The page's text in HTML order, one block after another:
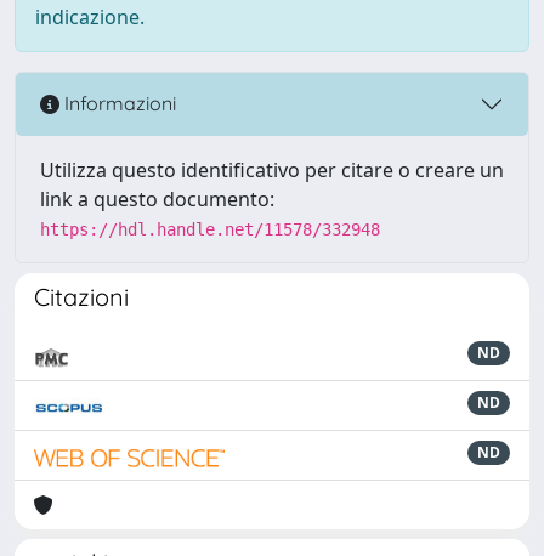
indicazione.
Informazioni
Utilizza questo identificativo per citare o creare un
link a questo documento:
https://hdl.handle.net/11578/332948
Citazioni
ND
ND
ND